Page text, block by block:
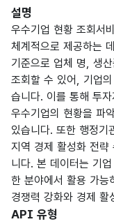
설명
우수기업 현황 조회서
체계적으로 제공하는
기준으로 업체 명, 생
조회할 수 있어, 기업
습니다. 이를 통해 투
우수기업의 현황을 파
있습니다. 또한 행정기
지역 경제 활성화 전략
니다. 본 데이터는 기
한 분야에서 활용 가능
경쟁력 강화와 경제 활
API 유형